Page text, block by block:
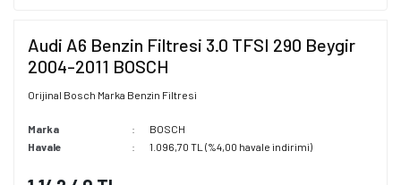
Audi A6 Benzin Filtresi 3.0 TFSI 290 Beygir
2004-2011 BOSCH
Orijinal Bosch Marka Benzin Filtresi
Marka
BOSCH
Havale
1.096,70 TL (%4,00 havale indirimi)